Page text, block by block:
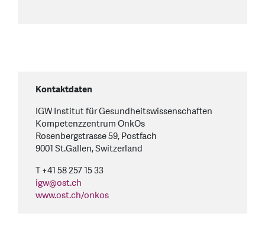
Kontaktdaten
IGW Institut für Gesundheitswissenschaften
Kompetenzzentrum OnkOs
Rosenbergstrasse 59, Postfach
9001 St.Gallen, Switzerland
T +41 58 257 15 33
igw@ost.ch
www.ost.ch/onkos